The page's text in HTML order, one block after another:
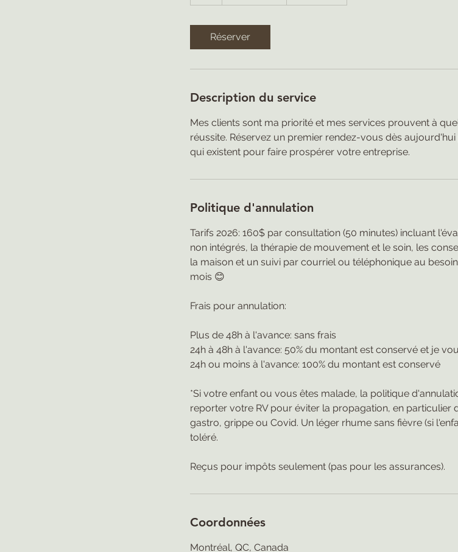
Réserver
Description du service
Mes clients sont ma priorité et mes services prouvent à
réussite. Réservez un premier rendez-vous dès
qui existent pour faire prospérer votre entreprise.
Politique d'annulation
Tarifs 2026: 160$ par consultation (50 minutes) incluant
non intégrés, la thérapie de mouvement et le soin, les
la maison et un suivi par courriel ou téléphonique au
mois 😊
Frais pour annulation:
Plus de 48h à l'avance: sans frais
24h à 48h à l'avance: 50% du montant est conservé et je
24h ou moins à l'avance: 100% du montant est conservé
*Si votre enfant ou vous êtes malade, la politique
reporter votre RV pour éviter la propagation, en particulier
gastro, grippe ou Covid. Un léger rhume sans fièvre (si
toléré.
Coordonnées
Montréal, QC, Canada